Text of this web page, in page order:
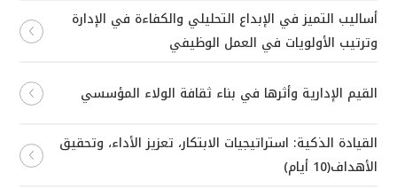
أساليب التميز في الإبداع التحليلي والكفاءة في الإدارة
وترتيب الأولويات في العمل الوظيفي
القيم الإدارية وأثرها في بناء ثقافة الولاء المؤسسي
القيادة الذكية: استراتيجيات الابتكار، تعزيز الأداء، وتحقيق
الأهداف(10 أيام)